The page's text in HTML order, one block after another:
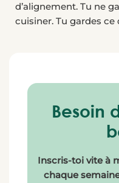
d’alignement. Tu ne
cuisiner. Tu gardes
Besoin
Inscris-toi vite à
chaque